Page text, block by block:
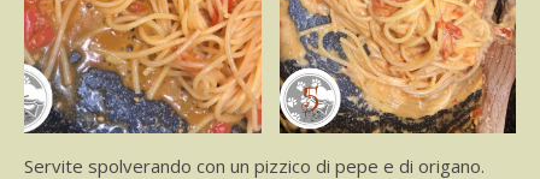
Servite spolverando con un pizzico di pepe e di origano.